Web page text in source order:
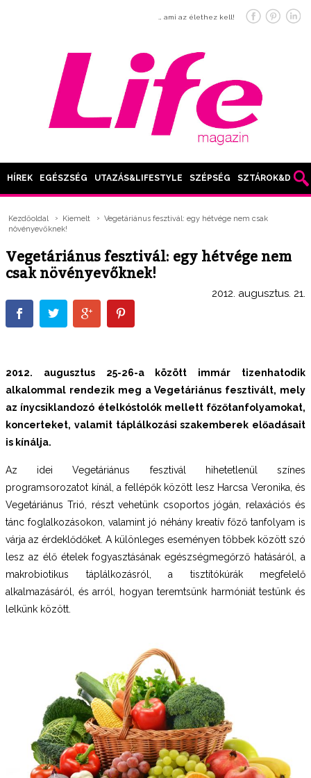
… ami az élethez kell!
HÍREK EGÉSZSÉG UTAZÁS&LIFESTYLE SZÉPSÉG SZTÁROK&DIVAT
Kezdőoldal Kiemelt
Vegetáriánus fesztivál: egy hétvége nem csak
növényevőknek!
Vegetáriánus fesztivál: egy hétvége nem
csak növényevőknek!
2012. augusztus. 21.
2012. augusztus 25-26-a között immár tizenhatodik
alkalommal rendezik meg a Vegetáriánus fesztivált, mely
az ínycsiklandozó ételkóstolók mellett főzőtanfolyamokat,
koncerteket, valamit táplálkozási szakemberek előadásait
is kínálja.
Az idei Vegetáriánus fesztivál hihetetlenül színes
programsorozatot kínál, a fellépők között lesz Harcsa Veronika, és
Vegetáriánus Trió, részt vehetünk csoportos jógán, relaxációs és
tánc foglalkozásokon, valamint jó néhány kreatív főző tanfolyam is
várja az érdeklődőket. A különleges eseményen többek között szó
lesz az élő ételek fogyasztásának egészségmegőrző hatásáról, a
makrobiotikus táplálkozásról, a tisztítókúrák megfelelő
alkalmazásáról, és arról, hogyan teremtsünk harmóniát testünk és
lelkünk között.